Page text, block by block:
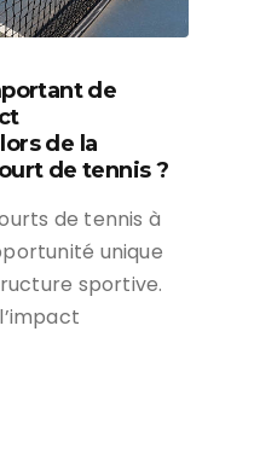
de
de la
de tennis ?
de tennis à
unique
sportive.